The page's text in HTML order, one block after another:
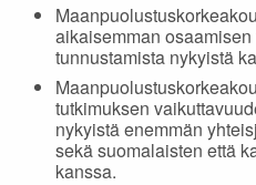
aikaisemman
tunnustamista nykyistä
tutkimuksen
nykyistä enemmän
sekä suomalaisten että
kanssa.